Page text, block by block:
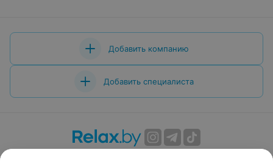
Добавить компанию
Добавить специалиста